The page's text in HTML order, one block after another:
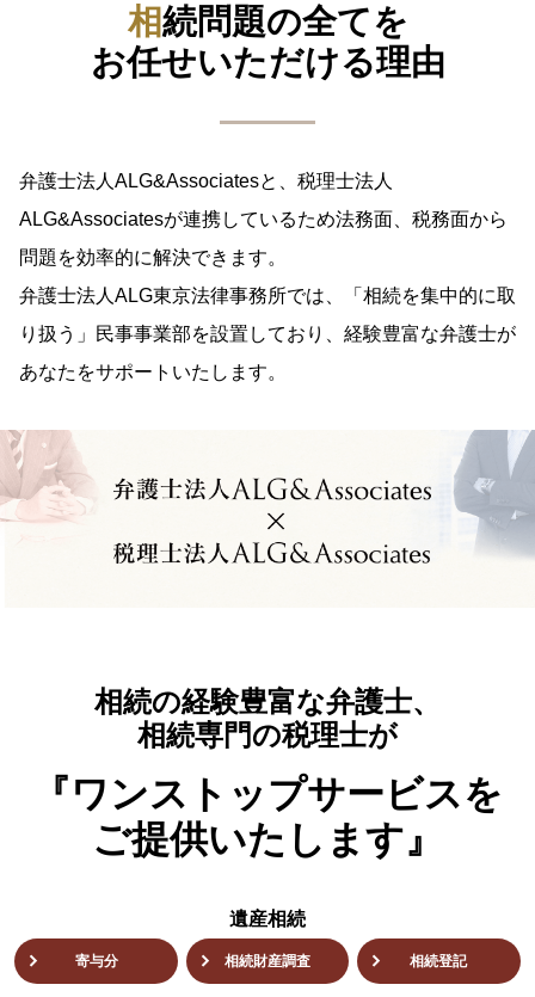
相続問題の全てを
お任せいただける理由
弁護⼠法⼈ALG&Associatesと、税理⼠法⼈
ALG&Associatesが連携しているため法務⾯、税務⾯から
問題を効率的に解決できます。
弁護士法人ALG東京法律事務所では、「相続を集中的に取
り扱う」民事事業部を設置しており、 経験豊富な弁護⼠が
あなたをサポートいたします。
相続の経験豊富な弁護士、
相続専門の税理士が
『ワンストップサービスを
ご提供いたします』
遺産相続
寄与分 相続財産調査 相続登記